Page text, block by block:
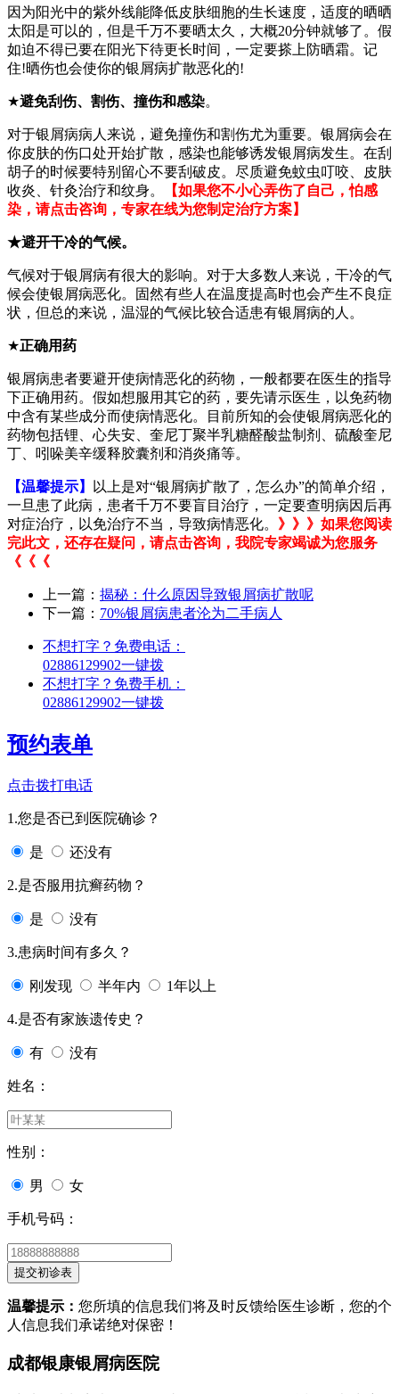
因为阳光中的紫外线能降低皮肤细胞的生长速度，适度的晒晒
太阳是可以的，但是千万不要晒太久，大概20分钟就够了。假
如迫不得已要在阳光下待更长时间，一定要搽上防晒霜。记
住!晒伤也会使你的银屑病扩散恶化的!
★避免刮伤、割伤、撞伤和感染。
对于银屑病病人来说，避免撞伤和割伤尤为重要。银屑病会在
你皮肤的伤口处开始扩散，感染也能够诱发银屑病发生。在刮
胡子的时候要特别留心不要刮破皮。尽质避免蚊虫叮咬、皮肤
收炎、针灸治疗和纹身。
【如果您不小心弄伤了自己，怕感
染，请点击咨询，专家在线为您制定治疗方案】
★避开干冷的气候。
气候对于银屑病有很大的影响。对于大多数人来说，干冷的气
候会使银屑病恶化。固然有些人在温度提高时也会产生不良症
状，但总的来说，温湿的气候比较合适患有银屑病的人。
★正确用药
银屑病患者要避开使病情恶化的药物，一般都要在医生的指导
下正确用药。假如想服用其它的药，要先请示医生，以免药物
中含有某些成分而使病情恶化。目前所知的会使银屑病恶化的
药物包括锂、心失安、奎尼丁聚半乳糖醛酸盐制剂、硫酸奎尼
丁、吲哚美辛缓释胶囊剂和消炎痛等。
【温馨提示】 以上是对“银屑病扩散了，怎么办”的简单介绍，
一旦患了此病，患者千万不要盲目治疗，一定要查明病因后再
对症治疗，以免治疗不当，导致病情恶化。 》》》如果您阅读
完此文，还存在疑问，请点击咨询，我院专家竭诚为您服务
《《《
上一篇： 揭秘：什么原因导致银屑病扩散呢
下一篇： 70%银屑病患者沦为二手病人
不想打字？免费电话：
02886129902一键拨
不想打字？免费手机：
02886129902一键拨
预约表单
点击拨打电话
1.您是否已到医院确诊？
是 还没有
2.是否服用抗癣药物？
是 没有
3.患病时间有多久？
刚发现 半年内 1年以上
4.是否有家族遗传史？
有 没有
姓名：
性别：
男 女
手机号码：
温馨提示： 您所填的信息我们将及时反馈给医生诊断，您的个
人信息我们承诺绝对保密！
成都银康银屑病医院